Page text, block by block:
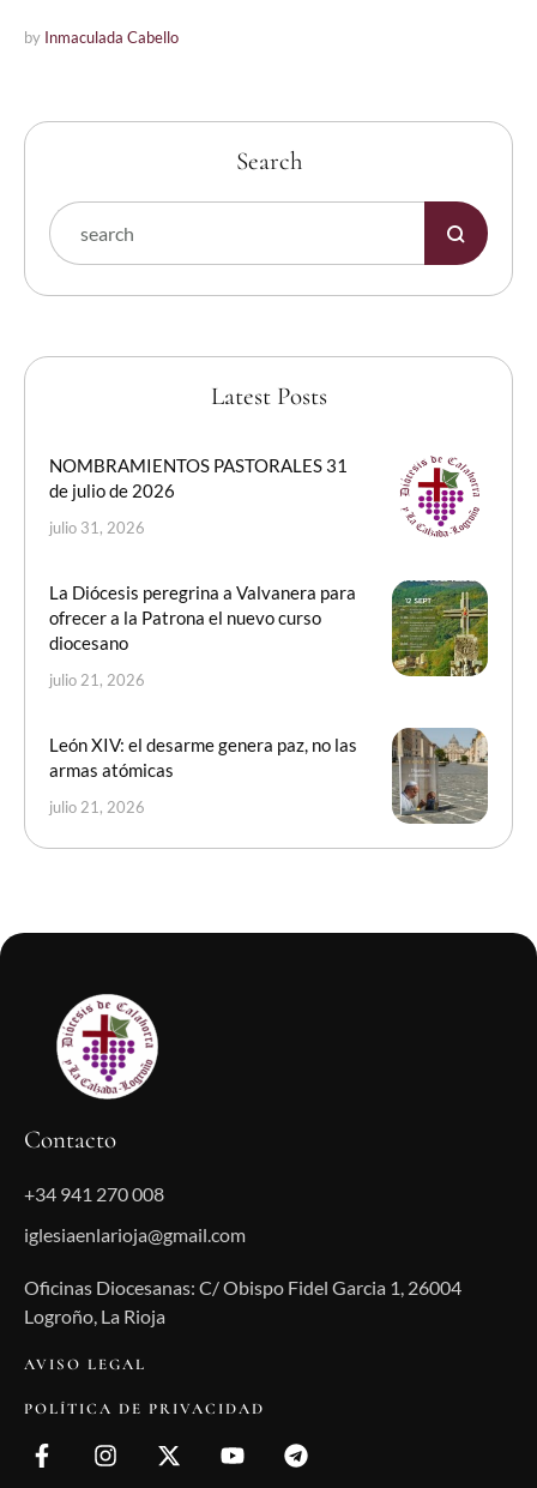
by Inmaculada Cabello
Search
Latest Posts
NOMBRAMIENTOS PASTORALES 31
de julio de 2026
julio 31, 2026
La Diócesis peregrina a Valvanera para
ofrecer a la Patrona el nuevo curso
diocesano
julio 21, 2026
León XIV: el desarme genera paz, no las
armas atómicas
julio 21, 2026
Contacto
+34 941 270 008
iglesiaenlarioja@gmail.com
Oficinas Diocesanas: C/ Obispo Fidel Garcia 1, 26004
Logroño, La Rioja
AVISO LEGAL
POLÍTICA DE PRIVACIDAD